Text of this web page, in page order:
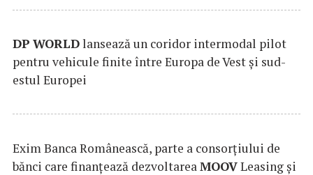
DP WORLDlansează un coridor intermodal pilot
pentru vehicule finite între Europa de Vest și sud-
estul Europei
Exim Banca Românească, parte a consorțiului de
bănci care finanțează dezvoltarea MOOVLeasing și